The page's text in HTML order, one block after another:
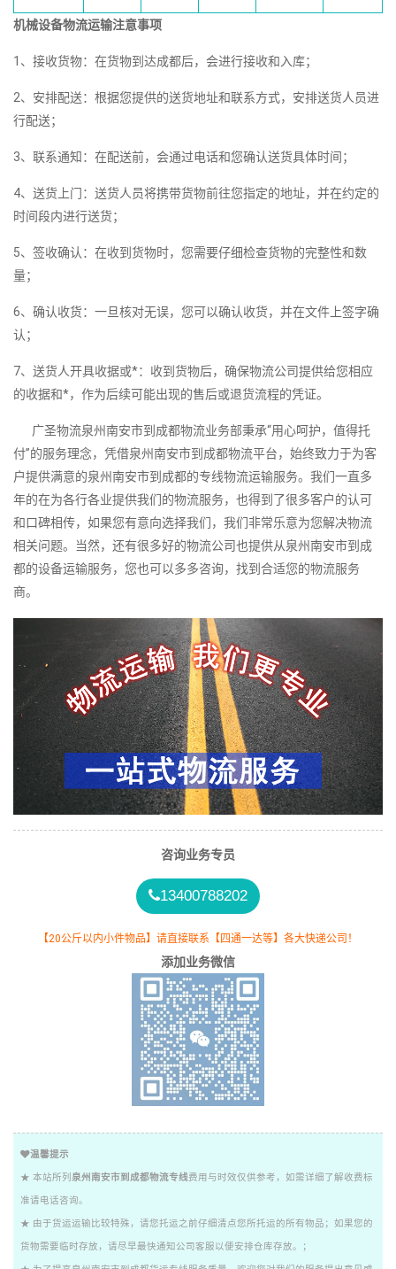
机械设备物流运输注意事项
1、接收货物：在货物到达成都后，会进行接收和入库；
2、安排配送：根据您提供的送货地址和联系方式，安排送货人员进
行配送；
3、联系通知：在配送前，会通过电话和您确认送货具体时间；
4、送货上门：送货人员将携带货物前往您指定的地址，并在约定的
时间段内进行送货；
5、签收确认：在收到货物时，您需要仔细检查货物的完整性和数
量；
6、确认收货：一旦核对无误，您可以确认收货，并在文件上签字确
认；
7、送货人开具收据或*：收到货物后，确保物流公司提供给您相应
的收据和*，作为后续可能出现的售后或退货流程的凭证。
广圣物流泉州南安市到成都物流业务部秉承“用心呵护，值得托
付”的服务理念，凭借泉州南安市到成都物流平台，始终致力于为客
户提供满意的泉州南安市到成都的专线物流运输服务。我们一直多
年的在为各行各业提供我们的物流服务，也得到了很多客户的认可
和口碑相传，如果您有意向选择我们，我们非常乐意为您解决物流
相关问题。当然，还有很多好的物流公司也提供从泉州南安市到成
都的设备运输服务，您也可以多多咨询，找到合适您的物流服务
商。
咨询业务专员
13400788202
【20公斤以内小件物品】请直接联系【四通一达等】各大快递公司！
添加业务微信
温馨提示
★ 本站所列 泉州南安市到成都物流专线费用与时效仅供参考，如需详细了解收费标
准请电话咨询。
★ 由于货运运输比较特殊，请您托运之前仔细清点您所托运的所有物品；如果您的
货物需要临时存放，请尽早最快通知公司客服以便安排仓库存放。；